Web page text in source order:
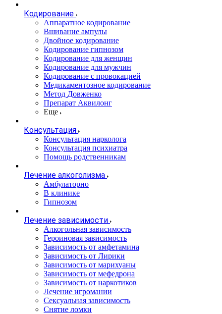
Кодирование
Аппаратное кодирование
Вшивание ампулы
Двойное кодирование
Кодирование гипнозом
Кодирование для женщин
Кодирование для мужчин
Кодирование с провокацией
Медикаментозное кодирование
Метод Довженко
Препарат Аквилонг
Еще
Консультация
Консультация нарколога
Консультация психиатра
Помощь родственникам
Лечение алкоголизма
Амбулаторно
В клинике
Гипнозом
Лечение зависимости
Алкогольная зависимость
Героиновая зависимость
Зависимость от амфетамина
Зависимость от Лирики
Зависимость от марихуаны
Зависимость от мефедрона
Зависимость от наркотиков
Лечение игромании
Сексуальная зависимость
Снятие ломки